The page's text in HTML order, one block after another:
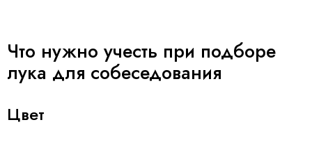
Что нужно учесть при подборе
лука для собеседования
Цвет